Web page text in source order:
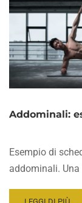
Addominali:
Esempio di
addominali. Una
READ